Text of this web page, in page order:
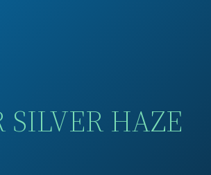
SILVER HAZE